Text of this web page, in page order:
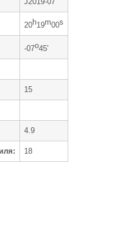
20h19m00s
-07o45'
15
4.9
18